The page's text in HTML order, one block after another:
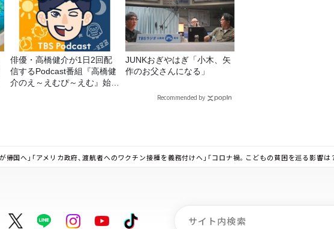
俳優・高橋健介が1日2回配
信するPodcast番組『高橋健
介のえ～えむぴ～えむ』始ま
JUNKおぎやはぎ「小木、矢
作のお父さんになる」
Recommended by
帰国へ」「アメリカ政府、渡航者へのワクチン接種を義務付けへ」「コロナ禍。こどもの貧困を巡る影